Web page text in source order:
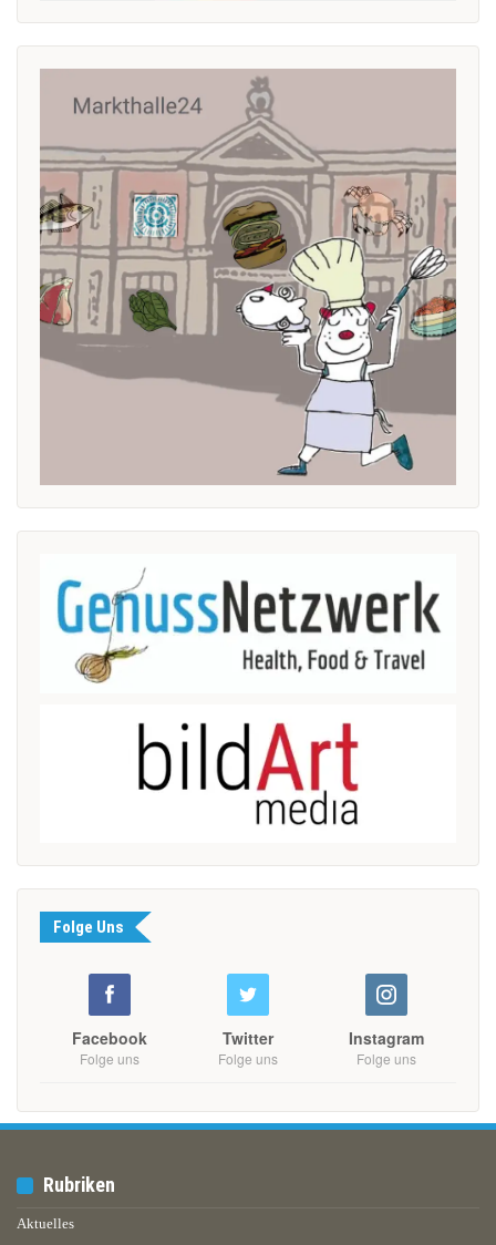
Folge Uns
Facebook
Folge uns
Twitter
Folge uns
Instagram
Folge uns
Rubriken
Aktuelles